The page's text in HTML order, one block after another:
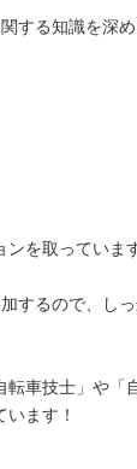
する知識を深
を取っています
するので、し
車技士」や「
ます！